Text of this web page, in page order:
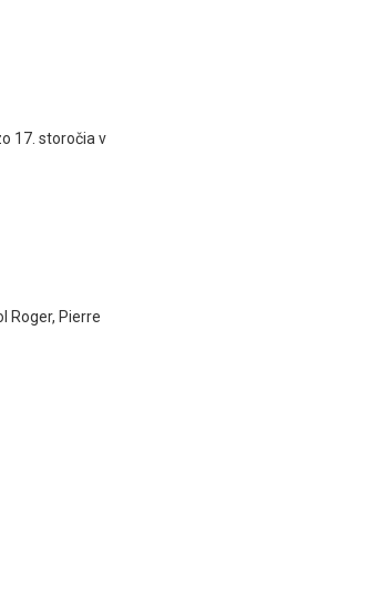
17. storočia v
Roger, Pierre